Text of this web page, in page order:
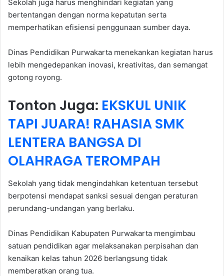
Sekolah juga harus menghindari kegiatan yang
bertentangan dengan norma kepatutan serta
memperhatikan efisiensi penggunaan sumber daya.
Dinas Pendidikan Purwakarta menekankan kegiatan harus
lebih mengedepankan inovasi, kreativitas, dan semangat
gotong royong.
Tonton Juga: EKSKUL UNIK
TAPI JUARA! RAHASIA SMK
LENTERA BANGSA DI
OLAHRAGA TEROMPAH
Sekolah yang tidak mengindahkan ketentuan tersebut
berpotensi mendapat sanksi sesuai dengan peraturan
perundang-undangan yang berlaku.
Dinas Pendidikan Kabupaten Purwakarta mengimbau
satuan pendidikan agar melaksanakan perpisahan dan
kenaikan kelas tahun 2026 berlangsung tidak
memberatkan orang tua.